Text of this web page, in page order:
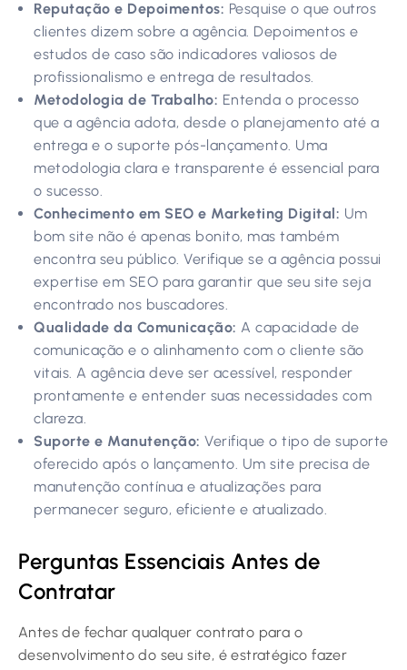
Reputação e Depoimentos: Pesquise o que outros
clientes dizem sobre a agência. Depoimentos e
estudos de caso são indicadores valiosos de
profissionalismo e entrega de resultados.
Metodologia de Trabalho: Entenda o processo
que a agência adota, desde o planejamento até a
entrega e o suporte pós-lançamento. Uma
metodologia clara e transparente é essencial para
o sucesso.
Conhecimento em SEO e Marketing Digital: Um
bom site não é apenas bonito, mas também
encontra seu público. Verifique se a agência possui
expertise em SEO para garantir que seu site seja
encontrado nos buscadores.
Qualidade da Comunicação: A capacidade de
comunicação e o alinhamento com o cliente são
vitais. A agência deve ser acessível, responder
prontamente e entender suas necessidades com
clareza.
Suporte e Manutenção: Verifique o tipo de suporte
oferecido após o lançamento. Um site precisa de
manutenção contínua e atualizações para
permanecer seguro, eficiente e atualizado.
Perguntas Essenciais Antes de
Contratar
Antes de fechar qualquer contrato para o
desenvolvimento do seu site, é estratégico fazer